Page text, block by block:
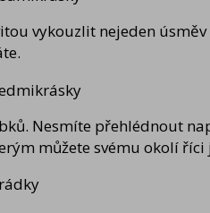
vykouzlit nejeden
Nesmíte přehlédnout
můžete svému okolí